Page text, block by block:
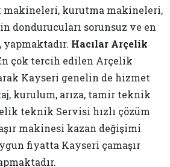
makineleri, kurutma makineleri,
dondurucuları sorunsuz ve en
yapmaktadır. Hacılar Arçelik
çok tercih edilen Arçelik
Kayseri genelin de hizmet
kurulum, arıza, tamir teknik
teknik Servisi hızlı çözüm
makinesi kazan değişimi
fiyatta Kayseri çamaşır